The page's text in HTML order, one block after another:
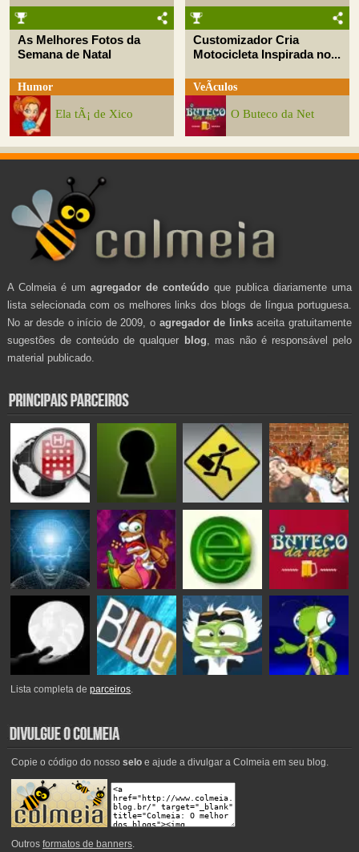
As Melhores Fotos da
Semana de Natal
Humor
Ela tÃ¡ de Xico
Customizador Cria
Motocicleta Inspirada no...
VeÃ­culos
O Buteco da Net
A Colmeia é um agregador de conteúdo que publica diariamente uma
lista selecionada com os melhores links dos blogs de língua portuguesa.
No ar desde o início de 2009, o agregador de linksaceita gratuitamente
sugestões de conteúdo de qualquer blog , mas não é responsável pelo
material publicado.
Lista completa deparceiros.
Copie o código do nosso seloe ajude a divulgar a Colmeia em seu blog.
Outros formatos de banners.